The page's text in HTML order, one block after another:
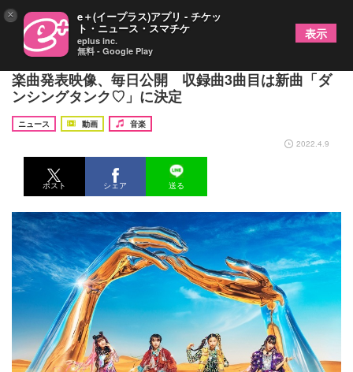
ももいろクローバーZ、最新アルバム『祝典』収録
楽曲発表映像、毎日公開 収録曲3曲目は新曲「ダ
ンシングタンク♡」に決定
ニュース 動画
音楽
2022.4.9
ポスト シェア 送る
× e＋(イープラス)アプリ - チケッ
ト・ニュース・スマチケ
eplus inc.
無料 - Google Play
表示